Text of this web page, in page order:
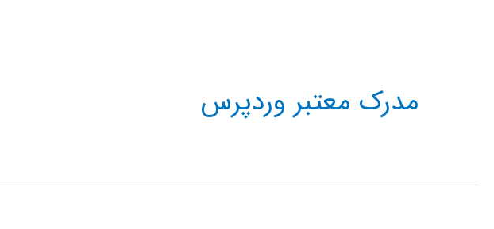
مدرک معتبر وردپرس